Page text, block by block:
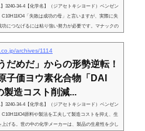
】3240-34-4【化学名】（ジアセトキシヨード）ベンゼン
C10H11IO4「失敗は成功の母」と言いますが、実際に失
功につなげるには粘り強い努力が必要です。マナックの
するのは、DAIBをより低コストで製造できるよう、そ
に取り組んだお話です。そこには、失敗を粘り強く分析
archives/1114
だめだ」からの形勢逆転！
子価ヨウ素化合物「DAI
製造コスト削減...
】3240-34-4【化学名】（ジアセトキシヨード）ベンゼン
C10H11IO4原料や製法を工夫して製造コストを抑え、生
上げる。世の中の化学メーカーは、製品の生産性を少し